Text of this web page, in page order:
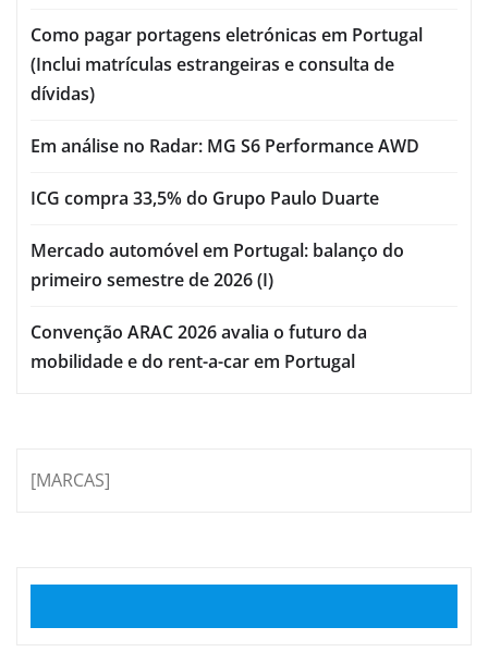
Como pagar portagens eletrónicas em Portugal
(Inclui matrículas estrangeiras e consulta de
dívidas)
Em análise no Radar: MG S6 Performance AWD
ICG compra 33,5% do Grupo Paulo Duarte
Mercado automóvel em Portugal: balanço do
primeiro semestre de 2026 (I)
Convenção ARAC 2026 avalia o futuro da
mobilidade e do rent-a-car em Portugal
[MARCAS]